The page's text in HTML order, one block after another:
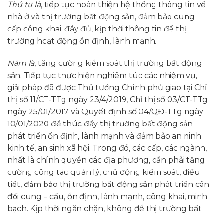
Thứ tư là, tiếp tục hoàn thiện hệ thống thông tin về
nhà ở và thị trường bất động sản, đảm bảo cung
cấp công khai, đầy đủ, kịp thời thông tin để thị
trường hoạt động ổn định, lành mạnh.
Năm là, tăng cường kiểm soát thị trường bất động
sản. Tiếp tục thực hiện nghiêm túc các nhiệm vụ,
giải pháp đã được Thủ tướng Chính phủ giao tại Chỉ
thị số 11/CT-TTg ngày 23/4/2019, Chỉ thị số 03/CT-TTg
ngày 25/01/2017 và Quyết định số 04/QĐ-TTg ngày
10/01/2020 để thúc đẩy thị trường bất động sản
phát triển ổn định, lành mạnh và đảm bảo an ninh
kinh tế, an sinh xã hội. Trong đó, các cấp, các ngành,
nhất là chính quyền các địa phương, cần phải tăng
cường công tác quản lý, chủ động kiểm soát, điều
tiết, đảm bảo thị trường bất động sản phát triển cân
đối cung – cầu, ổn định, lành mạnh, công khai, minh
bạch. Kịp thời ngăn chặn, không để thị trường bất